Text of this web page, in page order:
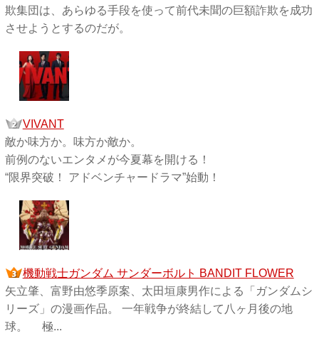
欺集団は、あらゆる手段を使って前代未聞の巨額詐欺を成功
させようとするのだが。
VIVANT
敵か味方か。味方か敵か。
前例のないエンタメが今夏幕を開ける！
“限界突破！ アドベンチャードラマ”始動！
機動戦士ガンダム サンダーボルト BANDIT FLOWER
矢立肇、富野由悠季原案、太田垣康男作による「ガンダムシ
リーズ」の漫画作品。 一年戦争が終結して八ヶ月後の地
球。 極...